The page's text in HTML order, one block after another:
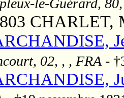
le-Guérard,
CHARLET,
02, , , FRA -